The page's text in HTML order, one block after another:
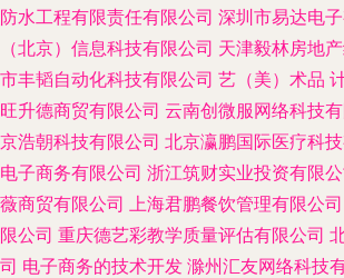
防水工程有限责任有限公司 深圳市易达电
（北京）信息科技有限公司 天津毅林房地
市丰韬自动化科技有限公司 艺（美）术品
旺升德商贸有限公司 云南创微服网络科技
京浩朝科技有限公司 北京瀛鹏国际医疗科
电子商务有限公司 浙江筑财实业投资有限
薇商贸有限公司 上海君鹏餐饮管理有限公司
限公司 重庆德艺彩教学质量评估有限公司
司 电子商务的技术开发 滁州汇友网络科技